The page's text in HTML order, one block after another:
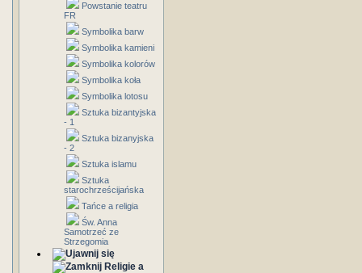
Powstanie teatru
FR
Symbolika barw
Symbolika kamieni
Symbolika kolorów
Symbolika koła
Symbolika lotosu
Sztuka bizantyjska
- 1
Sztuka bizanyjska
- 2
Sztuka islamu
Sztuka
starochrześcijańska
Tańce a religia
Św. Anna
Samotrzeć ze
Strzegomia
Religie a